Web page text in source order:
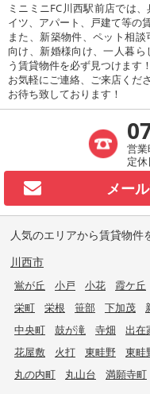
ミニミニFC川西駅前店では
イツ、アパート、戸建て等の
また、新築物件、ペット相
向け、新婚様向け、一人暮
う賃貸物件を必ず見つけます！
お気軽にご連絡、ご来店くださ
お待ち致しております！
営業
定
メー
人気のエリアから賃貸物件
川西市
鴬が丘 小戸 小花 霞ケ丘
栄町
栄根 笹部 下加茂
中央町
鼓が滝 寺畑 出在
花屋敷
火打 東畦野 東畦
丸の内町
丸山台 満願寺町